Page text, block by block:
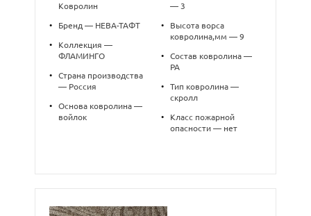
Ковролин
• Бренд — НЕВА-ТАФТ
•
Коллекция —
ФЛАМИНГО
•
Страна производства
— Россия
•
Основа ковролина —
войлок
— 3
•
Высота ворса
ковролина,мм — 9
•
Состав ковролина —
PA
•
Тип ковролина —
скролл
•
Класс пожарной
опасности — нет